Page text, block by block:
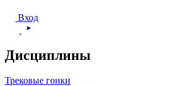
Вход
Дисциплины
Трековые гонки